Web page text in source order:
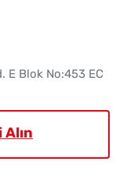
E Blok No:453 EC
Alın